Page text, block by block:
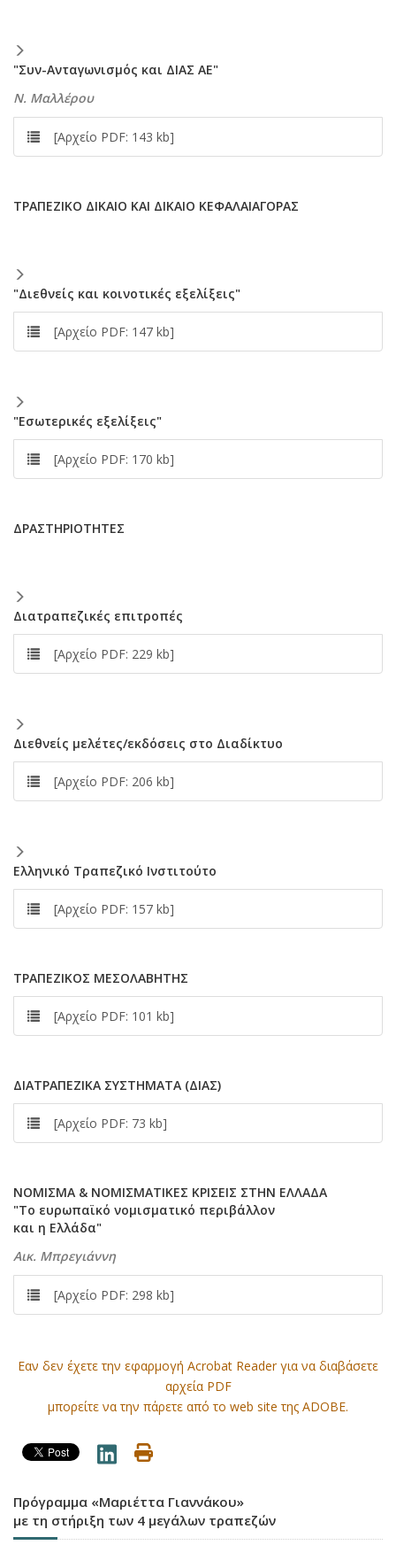
"Συν-Aνταγωνισμός και ΔIAΣ AE"
N. Mαλλέρου
[Αρχείο PDF: 143 kb]
TPAΠEZIKO ΔIKAIO KAI ΔIKAIO KEΦAΛAIAΓOPAΣ
"Διεθνείς και κοινοτικές εξελίξεις"
[Αρχείο PDF: 147 kb]
"Εσωτερικές εξελίξεις"
[Αρχείο PDF: 170 kb]
ΔPAΣTHPIOTHTEΣ
Διατραπεζικές επιτροπές
[Αρχείο PDF: 229 kb]
Διεθνείς μελέτες/εκδόσεις στο Διαδίκτυο
[Αρχείο PDF: 206 kb]
Eλληνικό Tραπεζικό Iνστιτούτο
[Αρχείο PDF: 157 kb]
TPAΠEZIKOΣ MEΣOΛABHTHΣ
[Αρχείο PDF: 101 kb]
ΔIATPAΠEZIKA ΣYΣTHMAΤΑ (ΔIAΣ)
[Αρχείο PDF: 73 kb]
NOMIΣMA & NOMIΣMATIKEΣ KPIΣEIΣ ΣTHN EΛΛAΔA
"Tο ευρωπαϊκό νομισματικό περιβάλλον
και η Eλλάδα"
Aικ. Mπρεγιάννη
[Αρχείο PDF: 298 kb]
Εαν δεν έχετε την εφαρμογή Acrobat Reader για να διαβάσετε
αρχεία PDF
μπορείτε να την πάρετε από το web site της ADOBE.
Πρόγραμμα «Μαριέττα Γιαννάκου»
με τη στήριξη των 4 μεγάλων τραπεζών